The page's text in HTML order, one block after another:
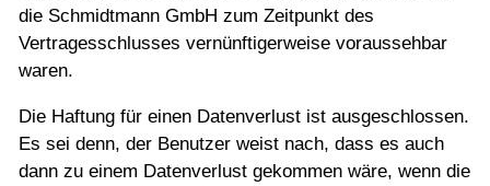
die Schmidtmann GmbH zum Zeitpunkt des
Vertragesschlusses vernünftigerweise voraussehbar
waren.
Die Haftung für einen Datenverlust ist ausgeschlossen.
Es sei denn, der Benutzer weist nach, dass es auch
dann zu einem Datenverlust gekommen wäre, wenn die